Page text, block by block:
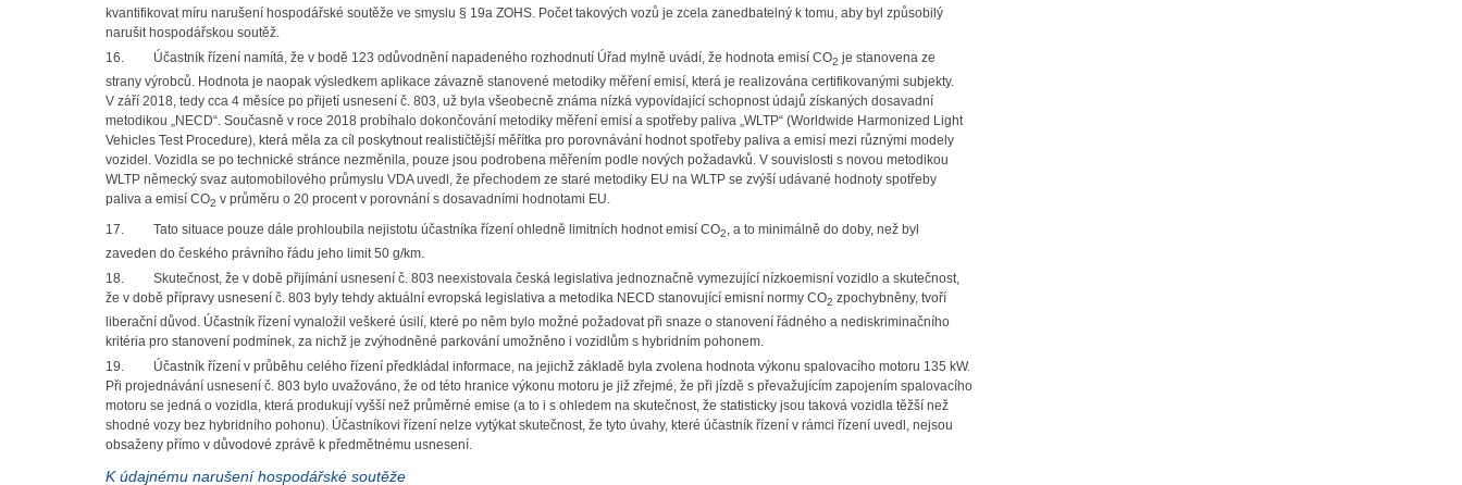
kvantifikovat míru narušení hospodářské soutěže ve smyslu § 19a ZOHS. Počet takových vozů je zcela zanedbatelný k tomu, aby byl způsobilý
narušit hospodářskou soutěž.
16.
Účastník řízení namítá, že v bodě 123 odůvodnění napadeného rozhodnutí Úřad mylně uvádí, že hodnota emisí CO2 je stanovena ze
strany výrobců. Hodnota je naopak výsledkem aplikace závazně stanovené metodiky měření emisí, která je realizována certifikovanými subjekty.
V září 2018, tedy cca 4 měsíce po přijetí usnesení č. 803, už byla všeobecně známa nízká vypovídající schopnost údajů získaných dosavadní
metodikou „NECD“. Současně v roce 2018 probíhalo dokončování metodiky měření emisí a spotřeby paliva „WLTP“ (Worldwide Harmonized Light
Vehicles Test Procedure), která měla za cíl poskytnout realističtější měřítka pro porovnávání hodnot spotřeby paliva a emisí mezi různými modely
vozidel. Vozidla se po technické stránce nezměnila, pouze jsou podrobena měřením podle nových požadavků. V souvislosti s novou metodikou
WLTP německý svaz automobilového průmyslu VDA uvedl, že přechodem ze staré metodiky EU na WLTP se zvýší udávané hodnoty spotřeby
paliva a emisí CO2 v průměru o 20 procent v porovnání s dosavadními hodnotami EU.
17.
Tato situace pouze dále prohloubila nejistotu účastníka řízení ohledně limitních hodnot emisí CO2
, a to minimálně do doby, než byl
zaveden do českého právního řádu jeho limit 50 g/km.
18.
Skutečnost, že v době přijímání usnesení č. 803 neexistovala česká legislativa jednoznačně vymezující nízkoemisní vozidlo a skutečnost,
že v době přípravy usnesení č. 803 byly tehdy aktuální evropská legislativa a metodika NECD stanovující emisní normy CO2 zpochybněny, tvoří
liberační důvod. Účastník řízení vynaložil veškeré úsilí, které po něm bylo možné požadovat při snaze o stanovení řádného a nediskriminačního
kritéria pro stanovení podmínek, za nichž je zvýhodněné parkování umožněno i vozidlům s hybridním pohonem.
19.
Účastník řízení v průběhu celého řízení předkládal informace, na jejichž základě byla zvolena hodnota výkonu spalovacího motoru 135 kW.
Při projednávání usnesení č. 803 bylo uvažováno, že od této hranice výkonu motoru je již zřejmé, že při jízdě s převažujícím zapojením spalovacího
motoru se jedná o vozidla, která produkují vyšší než průměrné emise (a to i s ohledem na skutečnost, že statisticky jsou taková vozidla těžší než
shodné vozy bez hybridního pohonu). Účastníkovi řízení nelze vytýkat skutečnost, že tyto úvahy, které účastník řízení v rámci řízení uvedl, nejsou
obsaženy přímo v důvodové zprávě k předmětnému usnesení.
K údajnému narušení hospodářské soutěže